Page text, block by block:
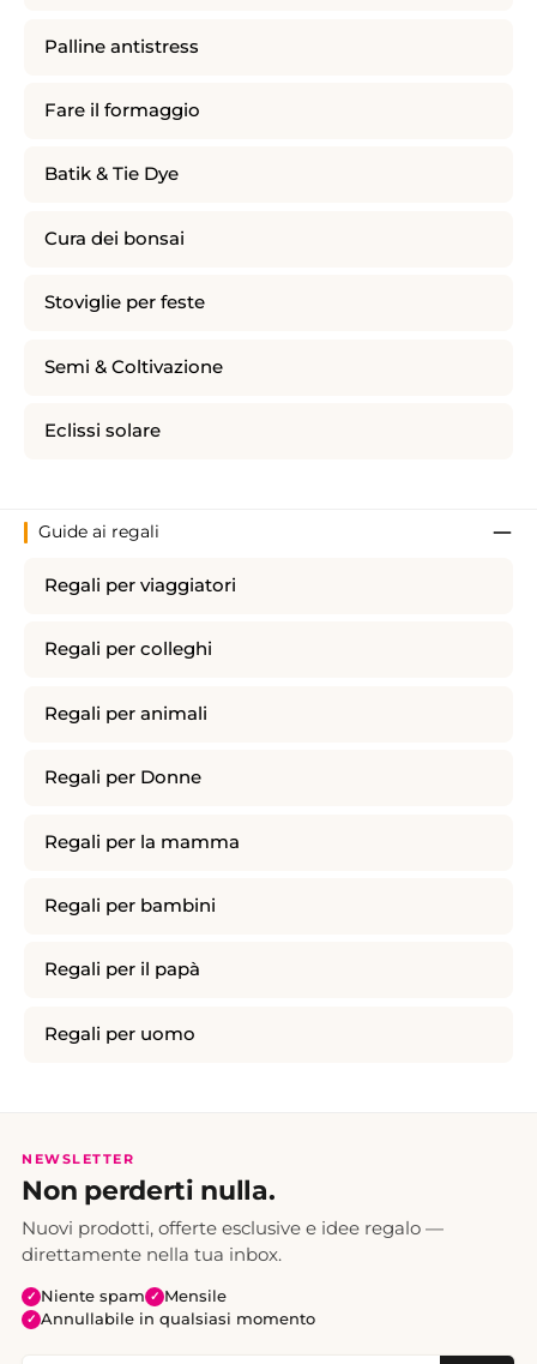
Palline antistress
Fare il formaggio
Batik & Tie Dye
Cura dei bonsai
Stoviglie per feste
Semi & Coltivazione
Eclissi solare
Guide ai regali
Regali per viaggiatori
Regali per colleghi
Regali per animali
Regali per Donne
Regali per la mamma
Regali per bambini
Regali per il papà
Regali per uomo
NEWSLETTER
Non perderti nulla.
Nuovi prodotti, offerte esclusive e idee regalo —
direttamente nella tua inbox.
✓ Niente spam ✓ Mensile
✓ Annullabile in qualsiasi momento